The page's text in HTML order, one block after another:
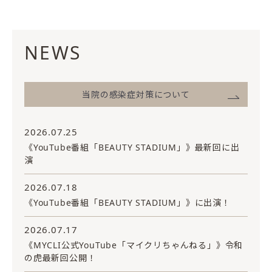
NEWS
当院の感染症対策について
2026.07.25
《YouTube番組「BEAUTY STADIUM」》最新回に出
演
2026.07.18
《YouTube番組「BEAUTY STADIUM」》に出演！
2026.07.17
《MYCLI公式YouTube「マイクリちゃんねる」》令和
の虎最新回公開！